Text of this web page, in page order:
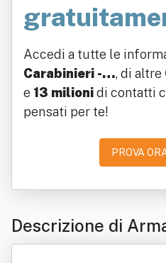
Accedi a tutte le
Carabinieri -…, di altre
e 13 milionidi contatti
pensati per te!
PROVA
Descrizione di
Stazione